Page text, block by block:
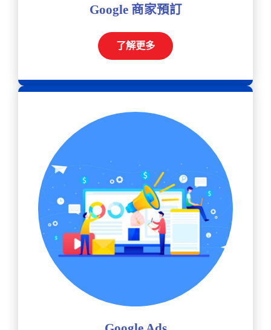
Google 商家預訂
了解更多